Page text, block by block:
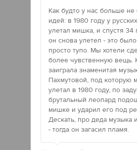
Как будто у нас больше
идей: в 1980 году у русских
улетал мишка, и спустя 34
он снова улетел - это
просто тупо. Мы хотели
более чувственную вещь.
заиграла знаменитая
Пахмутовой, под которую
улетал в 1980 году, по
брутальный леопард
мишке и ударил его под
Дескать, про деда музыка
- тогда он загасил пламя.